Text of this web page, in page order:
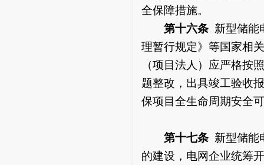
全保障措施。
第十六条 新型储能
理暂行规定》等国家相
（项目法人）应严格按
题整改，出具竣工验收
保项目全生命周期安全
第十七条 新型储能
的建设，电网企业统筹